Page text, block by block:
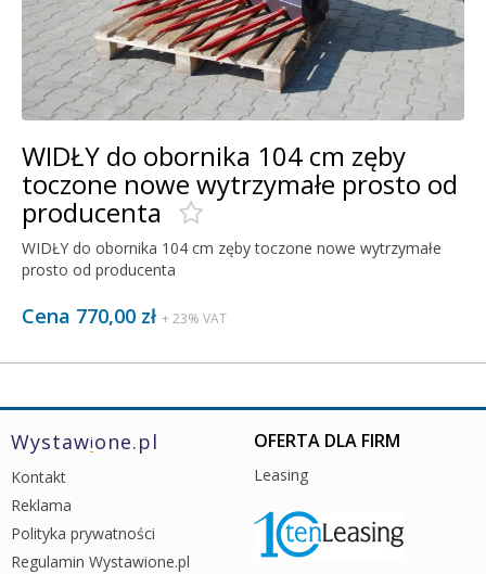
WIDŁY do obornika 104 cm zęby
toczone nowe wytrzymałe prosto od
producenta
WIDŁY do obornika 104 cm zęby toczone nowe wytrzymałe
prosto od producenta
Cena 770,00 zł + 23% VAT
Wystawione.pl
Kontakt
Reklama
Polityka prywatności
Regulamin Wystawione.pl
OFERTA DLA FIRM
Leasing